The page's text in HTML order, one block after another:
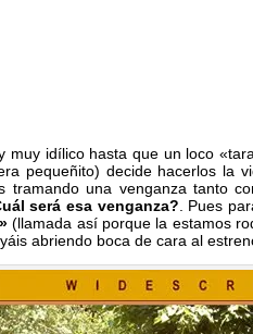
muy idílico hasta que un loco
pequeñito) decide hacerlos la
tramando una venganza tanto
será esa venganza? . Pues
(llamada así porque la estamos
abriendo boca de cara al